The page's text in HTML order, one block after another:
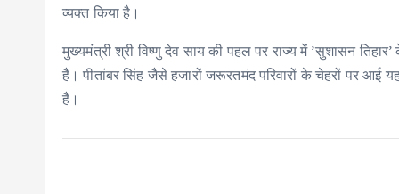
व्यक्त किया है।
मुख्यमंत्री श्री विष्णु देव साय की पहल पर राज्य में ’सुशासन
है। पीतांबर सिंह जैसे हजारों जरूरतमंद परिवारों के चेहरों पर
है।